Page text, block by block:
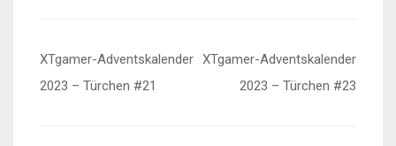
Beitragsnavigation
XTgamer-Adventskalender
2023 – Türchen #21
XTgamer-Adventskalender
2023 – Türchen #23